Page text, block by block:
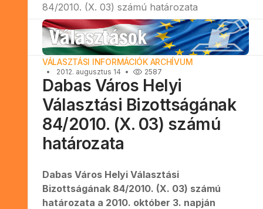
84/2010. (X. 03) számú határozata
VÁLASZTÁSI INFORMÁCIÓK ARCHÍVUM
2012. augusztus 14 2587
Dabas Város Helyi
Választási Bizottságának
84/2010. (X. 03) számú
határozata
Dabas Város Helyi Választási
Bizottságának 84/2010. (X. 03) számú
határozata a 2010. október 3. napján